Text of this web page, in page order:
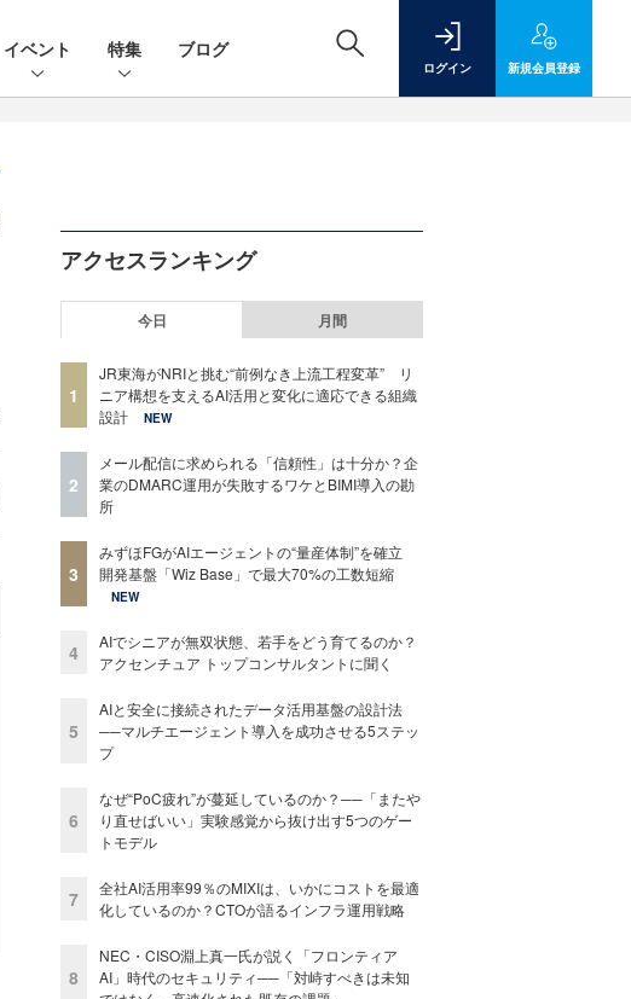
イベント 特集 ブログ
ログイン 新規会員登録
アクセスランキング
今日 月間
1
JR東海がNRIと挑む“前例なき上流工程変革” リ
ニア構想を支えるAI活用と変化に適応できる組織
設計
NEW
2
メール配信に求められる「信頼性」は十分か？企
業のDMARC運用が失敗するワケとBIMI導入の勘
所
3
みずほFGがAIエージェントの“量産体制”を確立
開発基盤「Wiz Base」で最大70%の工数短縮
NEW
4
AIでシニアが無双状態、若手をどう育てるのか？
アクセンチュア トップコンサルタントに聞く
5
AIと安全に接続されたデータ活用基盤の設計法
──マルチエージェント導入を成功させる5ステッ
プ
6
なぜ“PoC疲れ”が蔓延しているのか？──「またや
り直せばいい」実験感覚から抜け出す5つのゲー
トモデル
7
全社AI活用率99％のMIXIは、いかにコストを最適
化しているのか？CTOが語るインフラ運用戦略
8
NEC・CISO淵上真一氏が説く「フロンティア
AI」時代のセキュリティ──「対峙すべきは未知